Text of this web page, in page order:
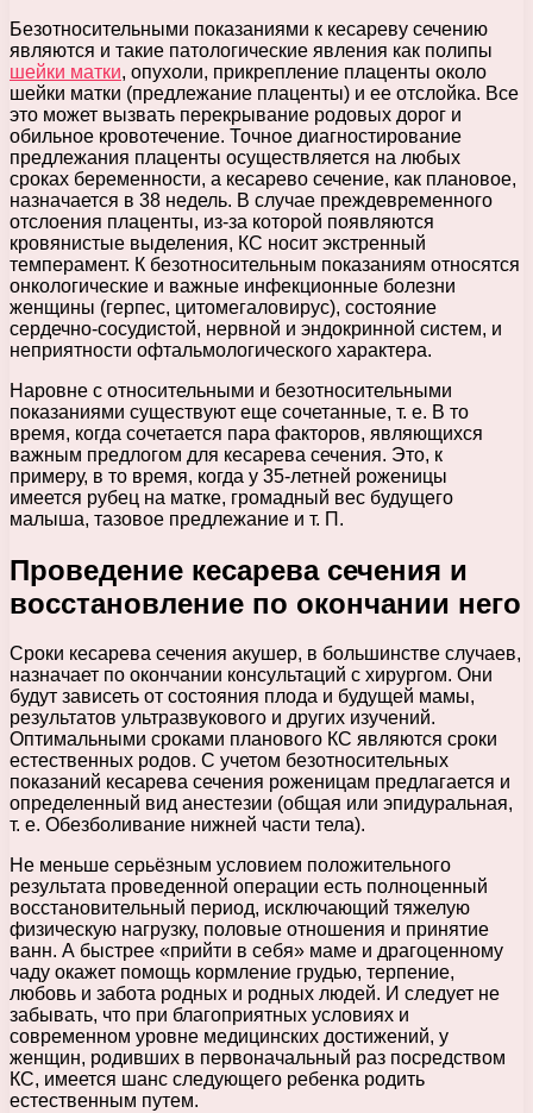
Безотносительными показаниями к кесареву сечению
являются и такие патологические явления как полипы
шейки матки, опухоли, прикрепление плаценты около
шейки матки (предлежание плаценты) и ее отслойка. Все
это может вызвать перекрывание родовых дорог и
обильное кровотечение. Точное диагностирование
предлежания плаценты осуществляется на любых
сроках беременности, а кесарево сечение, как плановое,
назначается в 38 недель. В случае преждевременного
отслоения плаценты, из-за которой появляются
кровянистые выделения, КС носит экстренный
темперамент. К безотносительным показаниям относятся
онкологические и важные инфекционные болезни
женщины (герпес, цитомегаловирус), состояние
сердечно-сосудистой, нервной и эндокринной систем, и
неприятности офтальмологического характера.
Наровне с относительными и безотносительными
показаниями существуют еще сочетанные, т. е. В то
время, когда сочетается пара факторов, являющихся
важным предлогом для кесарева сечения. Это, к
примеру, в то время, когда у 35-летней роженицы
имеется рубец на матке, громадный вес будущего
малыша, тазовое предлежание и т. П.
Проведение кесарева сечения и
восстановление по окончании него
Сроки кесарева сечения акушер, в большинстве случаев,
назначает по окончании консультаций с хирургом. Они
будут зависеть от состояния плода и будущей мамы,
результатов ультразвукового и других изучений.
Оптимальными сроками планового КС являются сроки
естественных родов. С учетом безотносительных
показаний кесарева сечения роженицам предлагается и
определенный вид анестезии (общая или эпидуральная,
т. е. Обезболивание нижней части тела).
Не меньше серьёзным условием положительного
результата проведенной операции есть полноценный
восстановительный период, исключающий тяжелую
физическую нагрузку, половые отношения и принятие
ванн. А быстрее «прийти в себя» маме и драгоценному
чаду окажет помощь кормление грудью, терпение,
любовь и забота родных и родных людей. И следует не
забывать, что при благоприятных условиях и
современном уровне медицинских достижений, у
женщин, родивших в первоначальный раз посредством
КС, имеется шанс следующего ребенка родить
естественным путем.